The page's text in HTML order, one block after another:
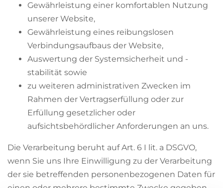
Gewährleistung einer komfortablen Nutzung
unserer Website,
Gewährleistung eines reibungslosen
Verbindungsaufbaus der Website,
Auswertung der Systemsicherheit und -
stabilität sowie
zu weiteren administrativen Zwecken im
Rahmen der Vertragserfüllung oder zur
Erfüllung gesetzlicher oder
aufsichtsbehördlicher Anforderungen an uns.
Die Verarbeitung beruht auf Art. 6 I lit. a DSGVO,
wenn Sie uns Ihre Einwilligung zu der Verarbeitung
der sie betreffenden personenbezogenen Daten für